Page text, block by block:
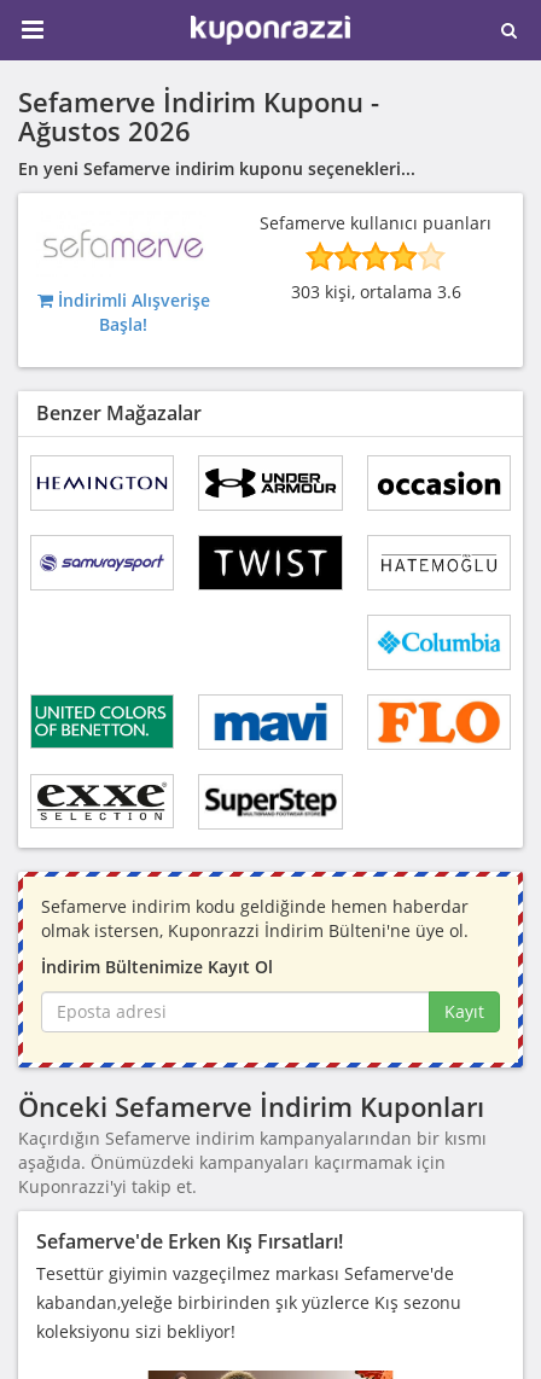
Sefamerve İndirim Kuponu -
Ağustos 2026
En yeni Sefamerve indirim kuponu seçenekleri...
İndirimli Alışverişe
Başla!
Sefamerve kullanıcı puanları
303 kişi, ortalama 3.6
Benzer Mağazalar
Sefamerve indirim kodu geldiğinde hemen haberdar
olmak istersen, Kuponrazzi İndirim Bülteni'ne üye ol.
İndirim Bültenimize Kayıt Ol
Kayıt
Önceki Sefamerve İndirim Kuponları
Kaçırdığın Sefamerve indirim kampanyalarından bir kısmı
aşağıda. Önümüzdeki kampanyaları kaçırmamak için
Kuponrazzi'yi takip et.
Sefamerve'de Erken Kış Fırsatları!
Tesettür giyimin vazgeçilmez markası Sefamerve'de
kabandan,yeleğe birbirinden şık yüzlerce Kış sezonu
koleksiyonu sizi bekliyor!